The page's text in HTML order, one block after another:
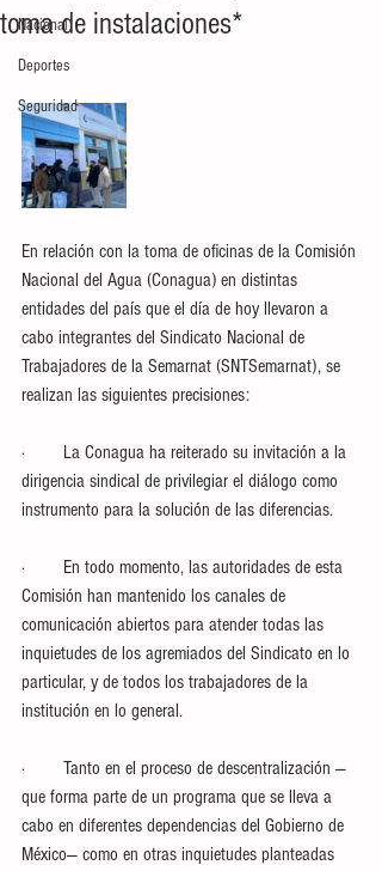
Nacional
Deportes
Seguridad
toma de instalaciones*
En relación con la toma de oficinas de la Comisión
Nacional del Agua (Conagua) en distintas
entidades del país que el día de hoy llevaron a
cabo integrantes del Sindicato Nacional de
Trabajadores de la Semarnat (SNTSemarnat), se
realizan las siguientes precisiones:
·        La Conagua ha reiterado su invitación a la
dirigencia sindical de privilegiar el diálogo como
instrumento para la solución de las diferencias.
·        En todo momento, las autoridades de esta
Comisión han mantenido los canales de
comunicación abiertos para atender todas las
inquietudes de los agremiados del Sindicato en lo
particular, y de todos los trabajadores de la
institución en lo general.
·        Tanto en el proceso de descentralización —
que forma parte de un programa que se lleva a
cabo en diferentes dependencias del Gobierno de
México— como en otras inquietudes planteadas